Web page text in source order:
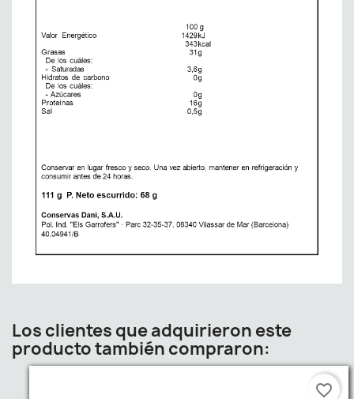
Los clientes que adquirieron este
producto también compraron:
favorite_border